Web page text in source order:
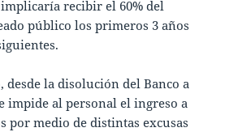
recibir el 60% del
público los primeros 3 años
desde la disolución del Banco a
impide al personal el ingreso a
por medio de distintas excusas